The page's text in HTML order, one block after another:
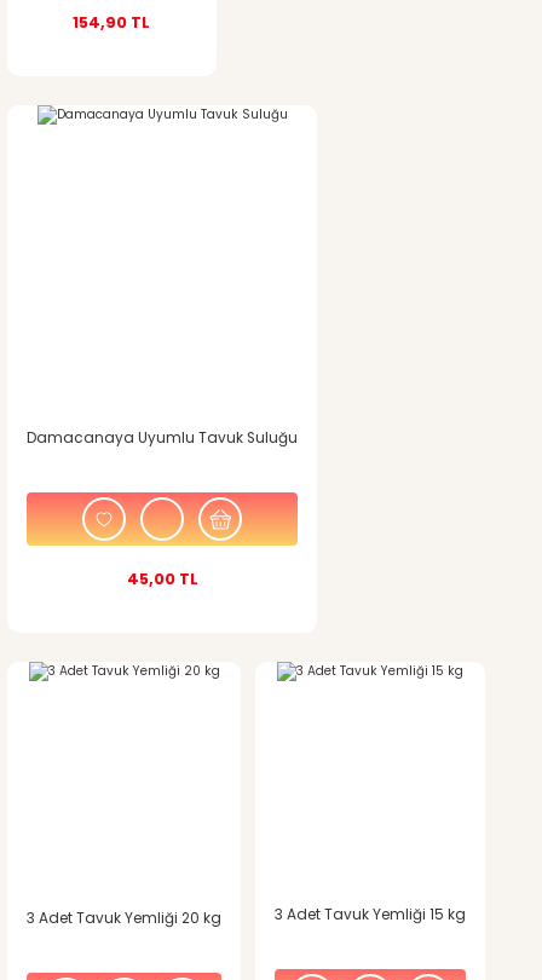
Gönder
154,90 TL
Damacanaya Uyumlu Tavuk Suluğu
45,00 TL
3 Adet Tavuk Yemliği 20 kg 3 Adet Tavuk Yemliği 15 kg